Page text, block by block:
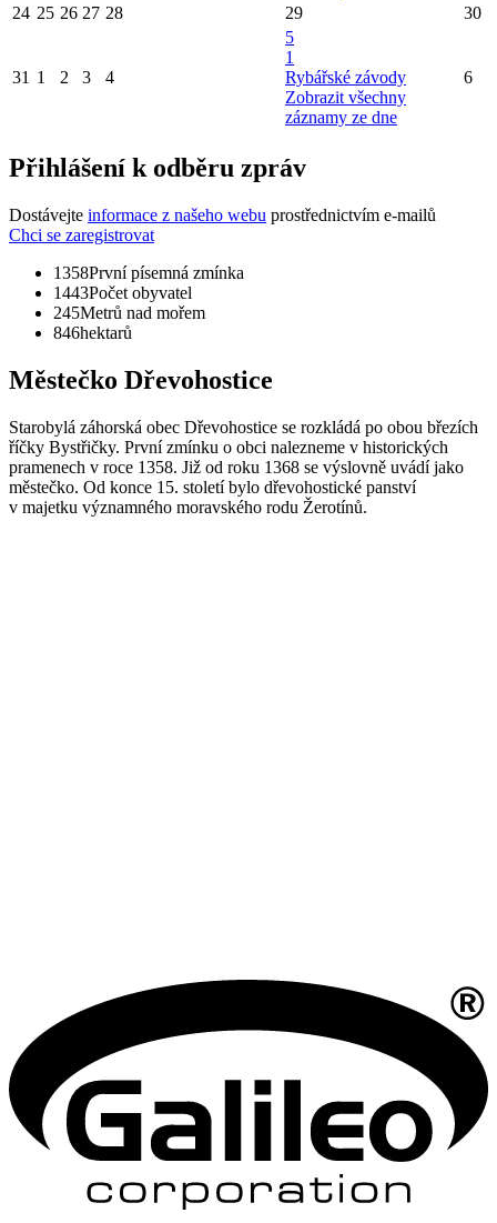
24 25 26 27 28 29 30
31 1 2 3 4
5
1
Rybářské závody
Zobrazit všechny
záznamy ze dne
6
Přihlášení k odběru zpráv
Dostávejte informace z našeho webu prostřednictvím e-mailů
Chci se zaregistrovat
1358První písemná zmínka
1443Počet obyvatel
245Metrů nad mořem
846hektarů
Městečko Dřevohostice
Starobylá záhorská obec Dřevohostice se rozkládá po obou březích
říčky Bystřičky. První zmínku o obci nalezneme v historických
pramenech v roce 1358. Již od roku 1368 se výslovně uvádí jako
městečko. Od konce 15. století bylo dřevohostické panství
v majetku významného moravského rodu Žerotínů.